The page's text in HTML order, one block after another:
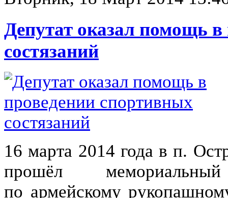
Депутат оказал помощь
состязаний
16 марта 2014 года в п.
прошёл
по армейскому